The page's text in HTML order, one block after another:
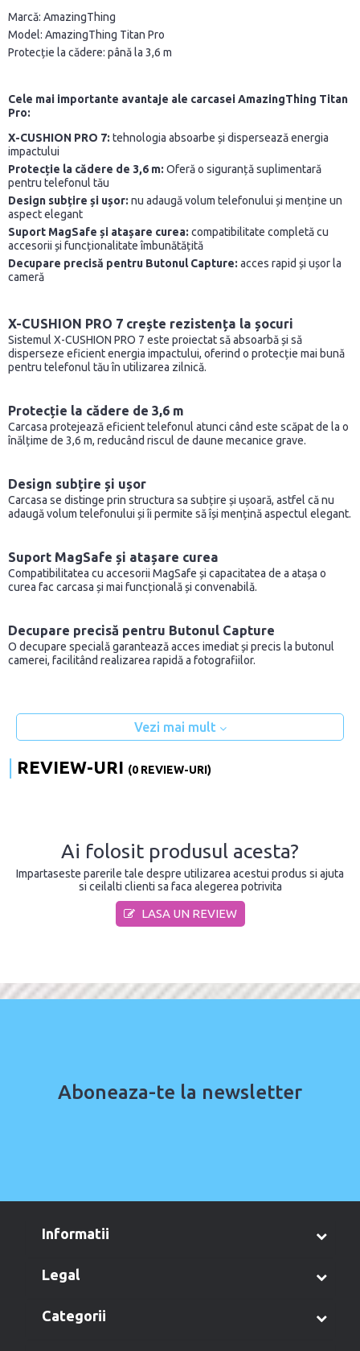
Marcă: AmazingThing
Model: AmazingThing Titan Pro
Protecție la cădere: până la 3,6 m
Cele mai importante avantaje ale carcasei AmazingThing Titan
Pro:
X-CUSHION PRO 7: tehnologia absoarbe și dispersează energia
impactului
Protecție la cădere de 3,6 m: Oferă o siguranță suplimentară
pentru telefonul tău
Design subțire și ușor: nu adaugă volum telefonului și menține un
aspect elegant
Suport MagSafe și atașare curea: compatibilitate completă cu
accesorii și funcționalitate îmbunătățită
Decupare precisă pentru Butonul Capture: acces rapid și ușor la
cameră
X-CUSHION PRO 7 crește rezistența la șocuri
Sistemul X-CUSHION PRO 7 este proiectat să absoarbă și să
disperseze eficient energia impactului, oferind o protecție mai bună
pentru telefonul tău în utilizarea zilnică.
Protecție la cădere de 3,6 m
Carcasa protejează eficient telefonul atunci când este scăpat de la o
înălțime de 3,6 m, reducând riscul de daune mecanice grave.
Design subțire și ușor
Carcasa se distinge prin structura sa subțire și ușoară, astfel că nu
adaugă volum telefonului și îi permite să își mențină aspectul elegant.
Suport MagSafe și atașare curea
Compatibilitatea cu accesorii MagSafe și capacitatea de a atașa o
curea fac carcasa și mai funcțională și convenabilă.
Decupare precisă pentru Butonul Capture
O decupare specială garantează acces imediat și precis la butonul
camerei, facilitând realizarea rapidă a fotografiilor.
Vezi mai mult
REVIEW-URI (0 REVIEW-URI)
Ai folosit produsul acesta?
Impartaseste parerile tale despre utilizarea acestui produs si ajuta
si ceilalti clienti sa faca alegerea potrivita
LASA UN REVIEW
Aboneaza-te la newsletter
informatii
legal
categorii